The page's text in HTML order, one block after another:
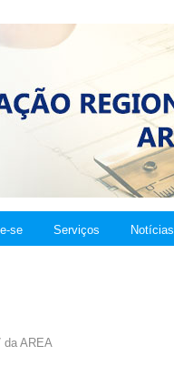
se Serviços Notícias
da AREA